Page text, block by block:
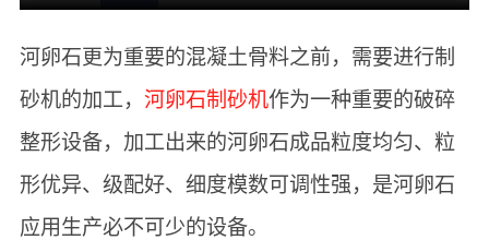
河卵石更为重要的混凝土骨料之前，需要进行制
砂机的加工， 河卵石制砂机作为一种重要的破碎
整形设备，加工出来的河卵石成品粒度均匀、粒
形优异、级配好、细度模数可调性强，是河卵石
应用生产必不可少的设备。